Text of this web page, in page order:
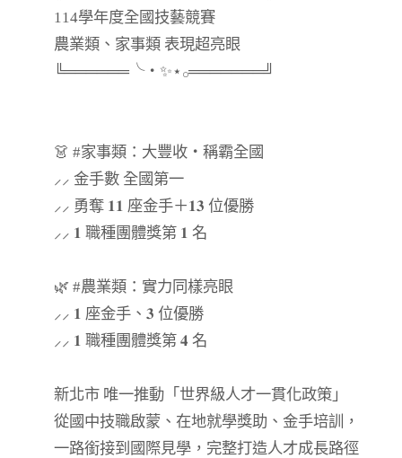
114學年度全國技藝競賽
農業類、家事類 表現超亮眼
╚══════╰・✨⋆𓂂═══════╝
👗 #家事類：大豐收・稱霸全國
⸝⸝ 金手數 全國第一
⸝⸝ 勇奪 𝟏𝟏 座金手＋𝟏𝟑 位優勝
⸝⸝ 𝟏 職種團體獎第 𝟏 名
🌿 #農業類：實力同樣亮眼
⸝⸝ 𝟏 座金手、𝟑 位優勝
⸝⸝ 𝟏 職種團體獎第 𝟒 名
新北市 唯一推動「世界級人才一貫化政策」
從國中技職啟蒙、在地就學獎助、金手培訓，
一路銜接到國際見學，完整打造人才成長路徑